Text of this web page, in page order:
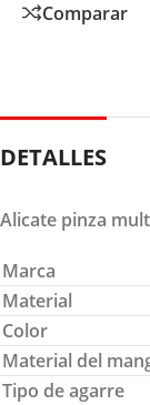
Comparar
DETALLES
Alicate pinza
Marca
Material
Color
Material del
Tipo de agarre